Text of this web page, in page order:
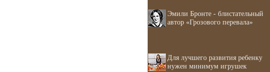
Эмили Бронте - блистательный
автор «Грозового перевала»
Для лучшего развития ребенку
нужен минимум игрушек